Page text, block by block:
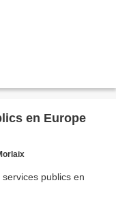
en Europe